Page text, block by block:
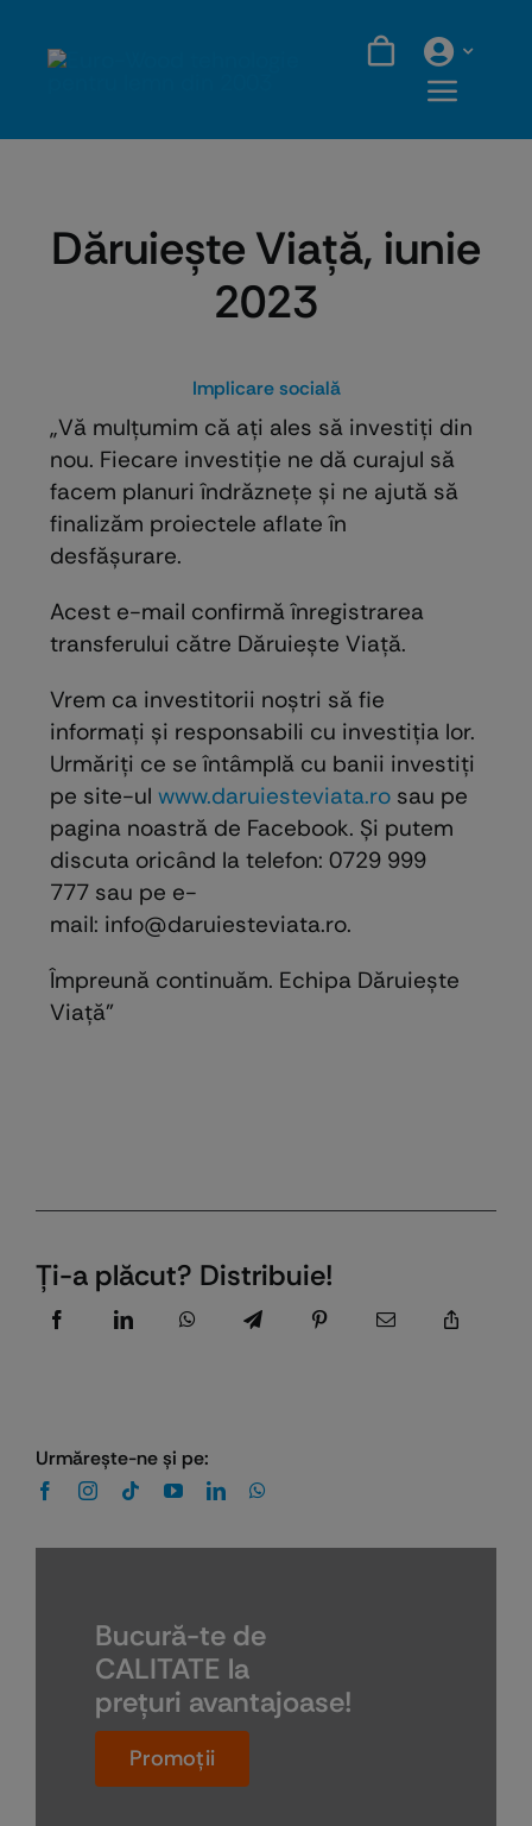
Dăruieşte Viaţă, iunie
2023
Implicare socială
„Vă mulțumim că ați ales să investiți din
nou. Fiecare investiție ne dă curajul să
facem planuri îndrăznețe și ne ajută să
finalizăm proiectele aflate în
desfășurare.
Acest e-mail confirmă înregistrarea
transferului către Dăruiește Viață.
Vrem ca investitorii noștri să fie
informați și responsabili cu investiția lor.
Urmăriți ce se întâmplă cu banii investiți
pe site-ul www.daruiesteviata.ro sau pe
pagina noastră de Facebook. Și putem
discuta oricând la telefon: 0729 999
777 sau pe e-
mail: info@daruiesteviata.ro.
Împreună continuăm. Echipa Dăruiește
Viață”
Ţi-a plăcut? Distribuie!
Urmăreşte-ne şi pe:
Bucură-te de
CALITATE la
preţuri avantajoase!
Promoţii